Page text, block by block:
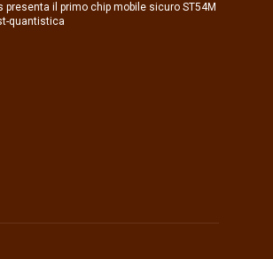
presenta il primo chip mobile sicuro ST54M
quantistica